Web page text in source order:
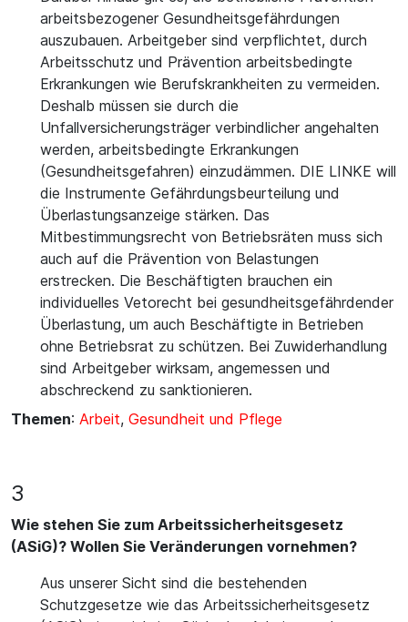
arbeitsbezogener Gesundheitsgefährdungen
auszubauen. Arbeitgeber sind verpflichtet, durch
Arbeitsschutz und Prävention arbeitsbedingte
Erkrankungen wie Berufskrankheiten zu vermeiden.
Deshalb müssen sie durch die
Unfallversicherungsträger verbindlicher angehalten
werden, arbeitsbedingte Erkrankungen
(Gesundheitsgefahren) einzudämmen. DIE LINKE will
die Instrumente Gefährdungsbeurteilung und
Überlastungsanzeige stärken. Das
Mitbestimmungsrecht von Betriebsräten muss sich
auch auf die Prävention von Belastungen
erstrecken. Die Beschäftigten brauchen ein
individuelles Vetorecht bei gesundheitsgefährdender
Überlastung, um auch Beschäftigte in Betrieben
ohne Betriebsrat zu schützen. Bei Zuwiderhandlung
sind Arbeitgeber wirksam, angemessen und
abschreckend zu sanktionieren.
Themen: Arbeit, Gesundheit und Pflege
3
Wie stehen Sie zum Arbeitssicherheitsgesetz
(ASiG)? Wollen Sie Veränderungen vornehmen?
Aus unserer Sicht sind die bestehenden
Schutzgesetze wie das Arbeitssicherheitsgesetz